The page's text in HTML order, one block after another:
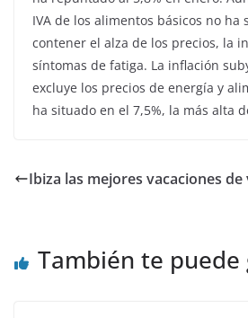
IVA de los alimentos básicos no ha
contener el alza de los precios, la
síntomas de fatiga. La inflación
excluye los precios de energía y
ha situado en el 7,5%, la más alta
Ibiza las mejores vacaciones de
También te puede